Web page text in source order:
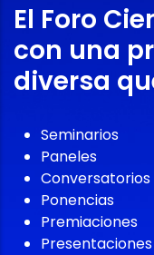
El Foro
con una
diversa
⁠Seminarios
⁠Paneles
⁠Conversatorios
⁠Ponencias
⁠Premiaciones